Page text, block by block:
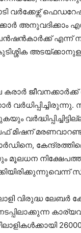
അനുവദിക്കാം
മിഷന്
മൂലധന
വിരുദ്ധ ലേബർ